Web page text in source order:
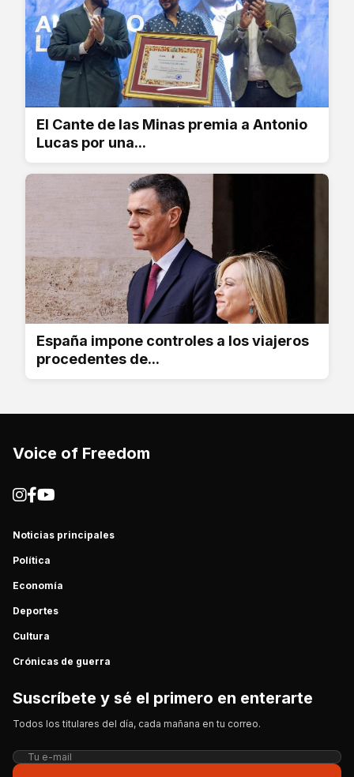
El Cante de las Minas premia a Antonio
Lucas por una...
España impone controles a los viajeros
procedentes de...
Voice of Freedom
Noticias principales
Política
Economía
Deportes
Cultura
Crónicas de guerra
Suscríbete y sé el primero en enterarte
Todos los titulares del día, cada mañana en tu correo.